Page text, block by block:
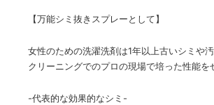
【万能シミ抜きスプレーとして】
女性のための洗濯洗剤は1年以上古いシミや
クリーニングでのプロの現場で培った性能
-代表的な効果的なシミ-